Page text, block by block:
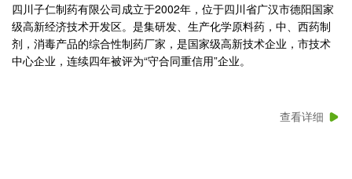
四川子仁制药有限公司成立于2002年，位于四川省广汉市德阳国家
级高新经济技术开发区。是集研发、生产化学原料药，中、西药制
剂，消毒产品的综合性制药厂家，是国家级高新技术企业，市技术
中心企业，连续四年被评为“守合同重信用”企业。
查看详细